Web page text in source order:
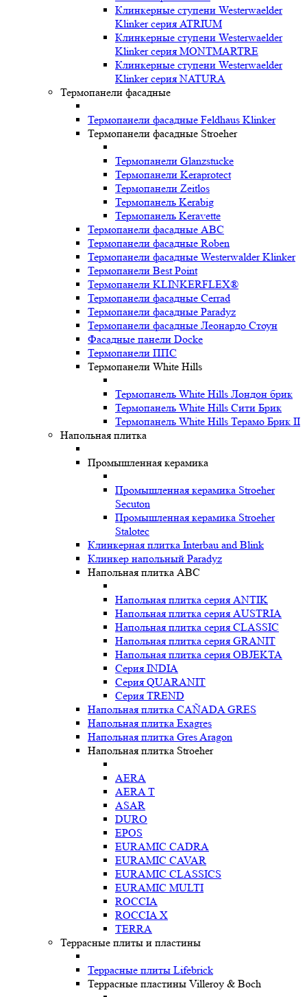
Клинкерные ступени Westerwaelder
Klinker серия ATRIUM
Клинкерные ступени Westerwaelder
Klinker серия MONTMARTRE
Клинкерные ступени Westerwaelder
Klinker серия NATURA
Термопанели фасадные
Термопанели фасадные Feldhaus Klinker
Термопанели фасадные Stroeher
Термопанели Glanzstucke
Термопанели Keraprotect
Термопанели Zeitlos
Термопанель Kerabig
Термопанель Keravette
Термопанели фасадные ABC
Термопанели фасадные Roben
Термопанели фасадные Westerwalder Klinker
Термопанели Best Point
Термопанели KLINKERFLEX®
Термопанели фасадные Cerrad
Термопанели фасадные Paradyz
Термопанели фасадные Леонардо Стоун
Фасадные панели Docke
Термопанели ППС
Термопанели White Hills
Термопанель White Hills Лондон брик
Термопанель White Hills Сити Брик
Термопанель White Hills Терамо Брик II
Напольная плитка
Промышленная керамика
Промышленная керамика Stroeher
Secuton
Промышленная керамика Stroeher
Stalotec
Клинкерная плитка Interbau and Blink
Клинкер напольный Paradyz
Напольная плитка ABC
Напольная плитка серия ANTIK
Напольная плитка серия AUSTRIA
Напольная плитка серия CLASSIC
Напольная плитка серия GRANIT
Напольная плитка серия OBJEKTA
Серия INDIA
Серия QUARANIT
Серия TREND
Напольная плитка CAÑADA GRES
Напольная плитка Exagres
Напольная плитка Gres Aragon
Напольная плитка Stroeher
AERA
AERA T
ASAR
DURO
EPOS
EURAMIC CADRA
EURAMIC CAVAR
EURAMIC CLASSICS
EURAMIC MULTI
ROCCIA
ROCCIA X
TERRA
Террасные плиты и пластины
Террасные плиты Lifebrick
Террасные пластины Villeroy & Boch